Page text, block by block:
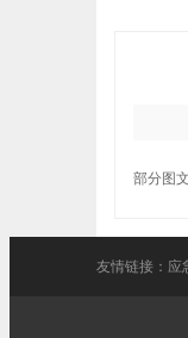
部分图
友情链接： 应